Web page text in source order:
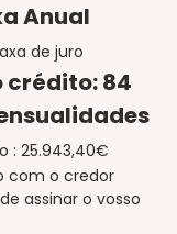
Anual
de juro
crédito:84
: 25.943,40€
com o credor
assinar o vosso